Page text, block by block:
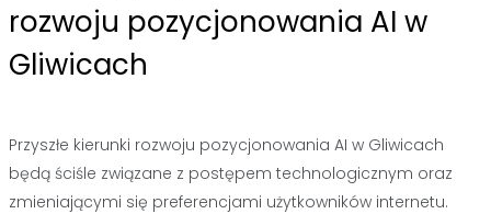
rozwoju pozycjonowania AI w
Gliwicach
Przyszłe kierunki rozwoju pozycjonowania AI w Gliwicach
będą ściśle związane z postępem technologicznym oraz
zmieniającymi się preferencjami użytkowników internetu.